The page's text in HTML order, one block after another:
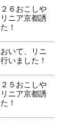
６おこしや
ニア京都誘
！
いて、リニ
いました！
５おこしや
ニア京都誘
！